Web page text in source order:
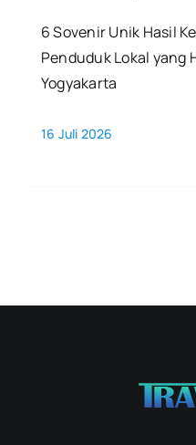
6 Sovenir Unik Hasil
Penduduk Lokal yang
Yogyakarta
16 Juli 2026